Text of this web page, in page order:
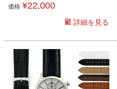
価格 ¥22,000
詳細を見る